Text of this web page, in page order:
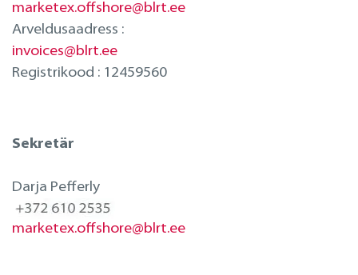
marketex.offshore@blrt.ee
Arveldusaadress :
invoices@blrt.ee
Registrikood : 12459560
Sekretär
Darja Pefferly
marketex.offshore@blrt.ee